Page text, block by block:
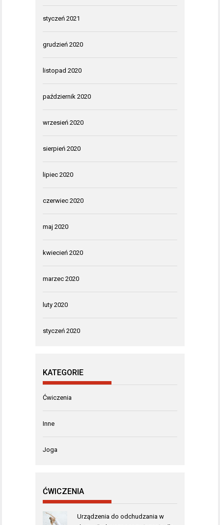
styczeń 2021
grudzień 2020
listopad 2020
październik 2020
wrzesień 2020
sierpień 2020
lipiec 2020
czerwiec 2020
maj 2020
kwiecień 2020
marzec 2020
luty 2020
styczeń 2020
KATEGORIE
Ćwiczenia
Inne
Joga
ĆWICZENIA
Urządzenia do odchudzania w